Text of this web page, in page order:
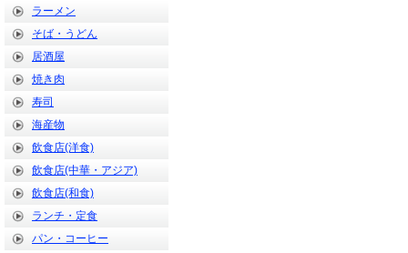
ラーメン
そば・うどん
居酒屋
焼き肉
寿司
海産物
飲食店(洋食)
飲食店(中華・アジア)
飲食店(和食)
ランチ・定食
パン・コーヒー